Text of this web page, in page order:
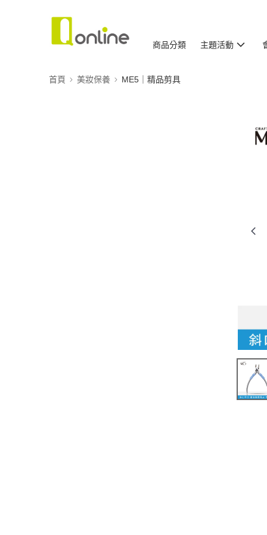
商品分類 主題活動
首頁 美妝保養 ME5｜精品剪具